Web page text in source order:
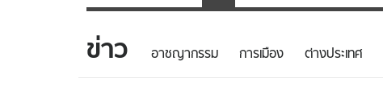
ข่าว ดูดวง - ตรว
ข่าว อาชญากรรม การเมือง ต่างประเทศ